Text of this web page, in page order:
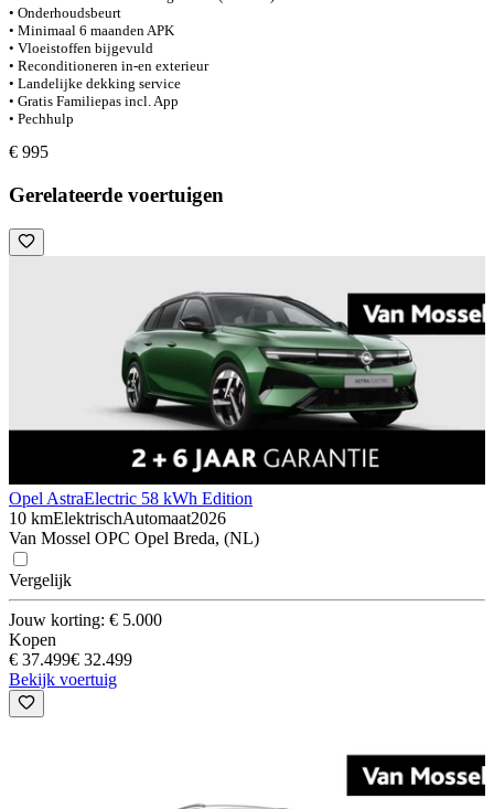
• Onderhoudsbeurt
• Minimaal 6 maanden APK
• Vloeistoffen bijgevuld
• Reconditioneren in-en exterieur
• Landelijke dekking service
• Gratis Familiepas incl. App
• Pechhulp
€ 995
Gerelateerde voertuigen
Opel AstraElectric 58 kWh Edition
10 kmElektrischAutomaat2026
Van Mossel OPC Opel Breda, (NL)
Vergelijk
Jouw korting: € 5.000
Kopen
€ 37.499€ 32.499
Bekijk voertuig